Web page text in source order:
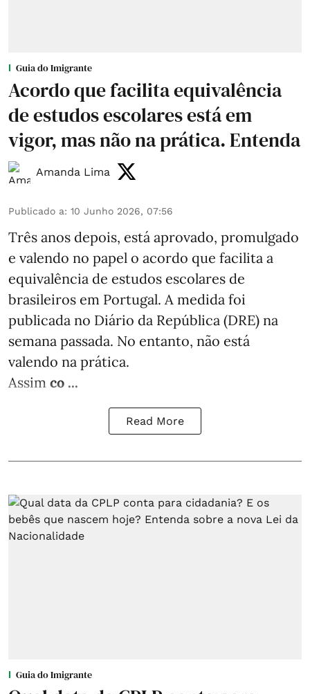
Guia do Imigrante
Acordo que facilita equivalência
de estudos escolares está em
vigor, mas não na prática. Entenda
Amanda Lima
Publicado a: 10 Junho 2026, 07:56
Três anos depois, está aprovado, promulgado
e valendo no papel o acordo que facilita a
equivalência de estudos escolares de
brasileiros em Portugal. A medida foi
publicada no Diário da República (DRE) na
semana passada. No entanto, não está
valendo na prática.
Assim co ...
Read More
Guia do Imigrante